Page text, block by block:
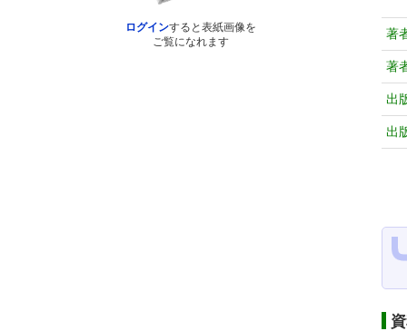
ログインすると表紙画像を
ご覧になれます
著
著
出
出